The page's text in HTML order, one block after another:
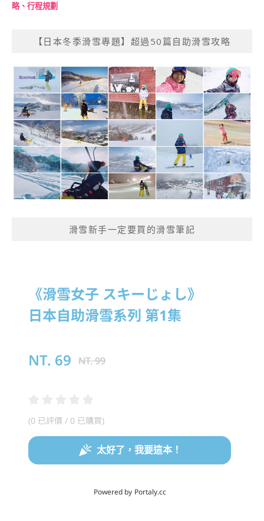
略、行程規劃
【日本冬季滑雪專題】超過50篇自助滑雪攻略
滑雪新手一定要買的滑雪筆記